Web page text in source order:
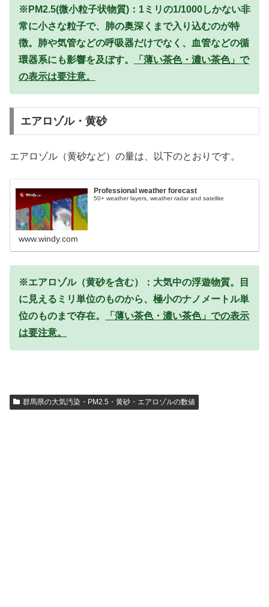
※PM2.5(微小粒子状物質)：1ミリの1/1000しかない非
常に小さな粒子で、肺の奥深くまで入り込むのが特
徴。肺や気管などの呼吸器だけでなく、血管などの循
環器系にも影響を及ぼす。
「薄い茶色・濃い茶色」で
の表示は要注意。
エアロゾル・黄砂
エアロゾル（黄砂など）の量は、以下のとおりです。
Professional weather forecast
50+ weather layers, weather radar and satellite
www.windy.com
※エアロゾル（黄砂を含む）：大気中の浮遊物質。目
に見えるミリ単位のものから、極小のナノメートル単
位のものまで存在。
「薄い茶色・濃い茶色」での表示
は要注意。
群馬県の大気汚染・PM2.5・黄砂・エアロゾルの数値